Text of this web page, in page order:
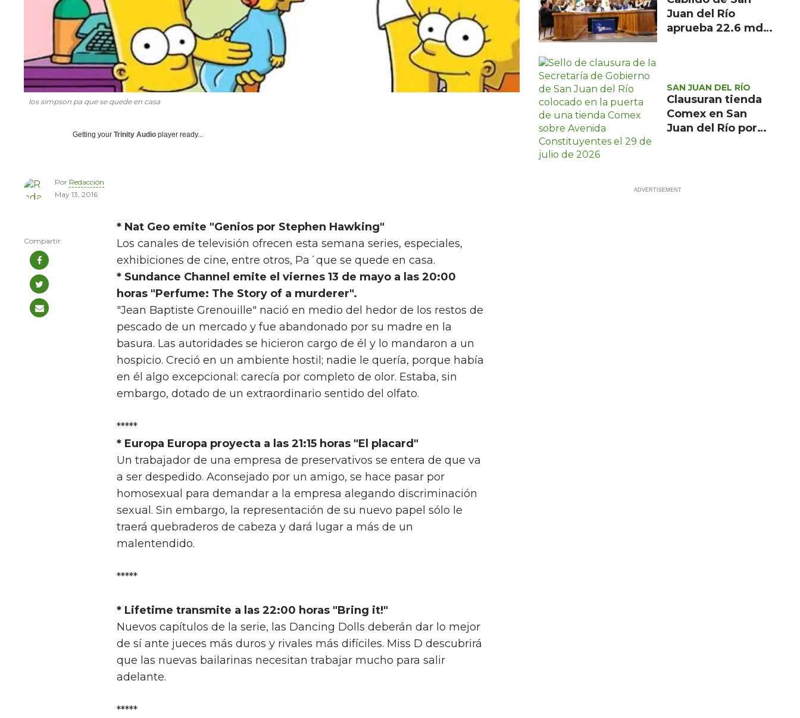
los simpson pa que se quede en casa
Getting your Trinity Audio player ready...
Por Redacción
May 13, 2016
* Nat Geo emite "Genios por Stephen Hawking"
Los canales de televisión ofrecen esta semana series, especiales,
exhibiciones de cine, entre otros, Pa´que se quede en casa.
* Sundance Channel emite el viernes 13 de mayo a las 20:00
horas "Perfume: The Story of a murderer".
"Jean Baptiste Grenouille" nació en medio del hedor de los restos de
pescado de un mercado y fue abandonado por su madre en la
basura. Las autoridades se hicieron cargo de él y lo mandaron a un
hospicio. Creció en un ambiente hostil; nadie le quería, porque había
en él algo excepcional: carecía por completo de olor. Estaba, sin
embargo, dotado de un extraordinario sentido del olfato.
*****
* Europa Europa proyecta a las 21:15 horas "El placard"
Un trabajador de una empresa de preservativos se entera de que va
a ser despedido. Aconsejado por un amigo, se hace pasar por
homosexual para demandar a la empresa alegando discriminación
sexual. Sin embargo, la representación de su nuevo papel sólo le
traerá quebraderos de cabeza y dará lugar a más de un
malentendido.
*****
* Lifetime transmite a las 22:00 horas "Bring it!"
Nuevos capítulos de la serie, las Dancing Dolls deberán dar lo mejor
de sí ante jueces más duros y rivales más difíciles. Miss D descubrirá
que las nuevas bailarinas necesitan trabajar mucho para salir
adelante.
*****
Juan del Río
aprueba 22.6 mdp
SAN JUAN DEL RÍO
Clausuran tienda
Comex en San
Juan del Río por